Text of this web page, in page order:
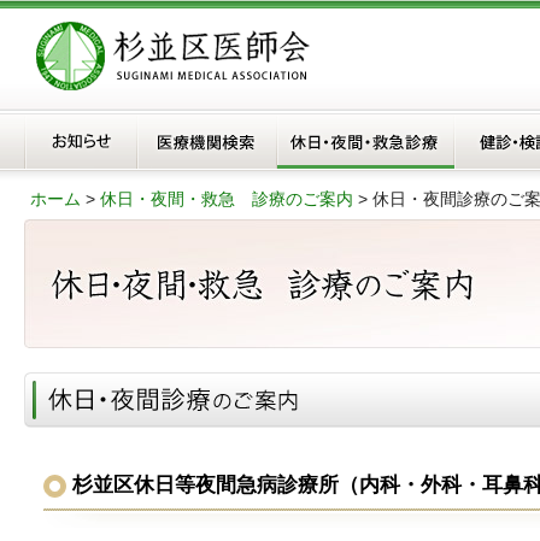
ホーム > 休日・夜間・救急 診療のご案内 > 休日・夜間診療のご
杉並区休日等夜間急病診療所（内科・外科・耳鼻